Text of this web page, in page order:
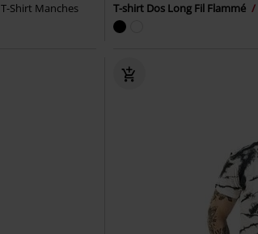
T-Shirt Manches
T-shirt Dos Long Fil Flammé